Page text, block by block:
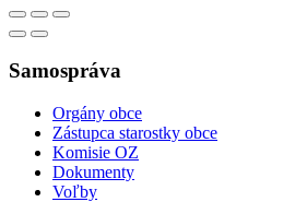
Samospráva
Orgány obce
Zástupca starostky obce
Komisie OZ
Dokumenty
Voľby